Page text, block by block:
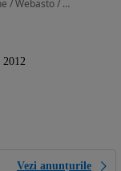
1995 cm3 • 218 CP • 2013 / Soft clouse / 3 Butoane / Webasto / Trapa / Perdelute / Hedup /
2012
Vezi anunțurile